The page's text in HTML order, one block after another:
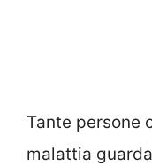
Tante persone
malattia